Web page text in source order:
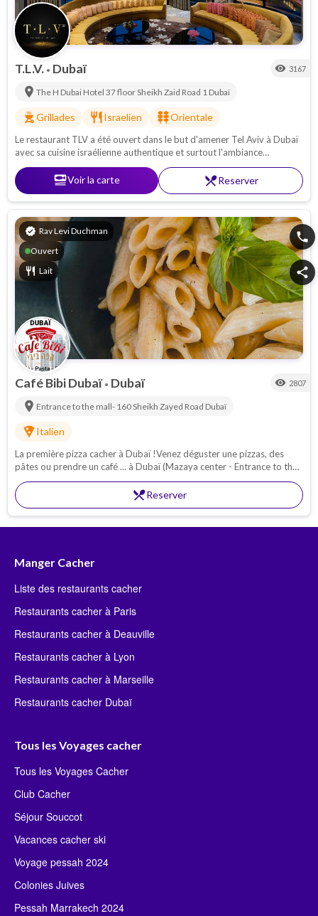
T.L.V. • Dubaï visibility 3167
location_on The H Dubai Hotel 37 floor Sheikh Zaid Road 1 Dubaï
outdoor_grillGrillades restaurant Israelien kebab_diningOrientale
Le restaurant TLV a été ouvert dans le but d'amener Tel Aviv à Dubaï
avec sa cuisine israélienne authentique et surtout l'ambiance
israélienne. Rejoignez-nous vite si vous êtes en escapade à Dubaï !
set_mealVoir la carte restaurant_menuReserver
verified Rav Levi Duchman
Ouvert
restaurant Lait
phone
share
Café Bibi Dubaï • Dubaï visibility 2807
location_on Entrance to the mall- 160 Sheikh Zayed Road Dubaï
local_pizzaItalien
La première pizza cacher à Dubaï !Venez déguster une pizzas, des
pâtes ou prendre un café ... à Dubaï (Mazaya center - Entrance to the
Mall).
restaurant_menuReserver
Manger Cacher
Liste des restaurants cacher
Restaurants cacher à Paris
Restaurants cacher à Deauville
Restaurants cacher à Lyon
Restaurants cacher à Marseille
Restaurants cacher Dubaï
Tous les Voyages cacher
Tous les Voyages Cacher
Club Cacher
Séjour Souccot
Vacances cacher ski
Voyage pessah 2024
Colonies Juives
Pessah Marrakech 2024